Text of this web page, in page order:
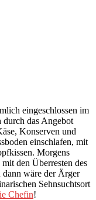
eingeschlossen im
das Angebot
Konserven und
einschlafen, mit
Morgens
den Überresten des
dann wäre der Ärger
Sehnsuchtsort
Chefin!